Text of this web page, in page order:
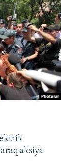
aksiya